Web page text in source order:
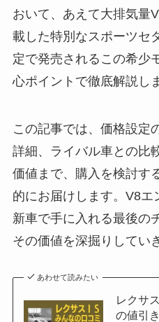
おいて、あえて大排気量
載した特別なスポーツセ
定で発売されるこの希少
心ポイントで徹底解説し
この記事では、価格設定
詳細、ライバル車との比
価値まで、購入を検討す
的にお届けします。V8エ
新車で手に入れる最後の
その価値を深掘りしてい
あわせて読みたい
レクサ
の値引